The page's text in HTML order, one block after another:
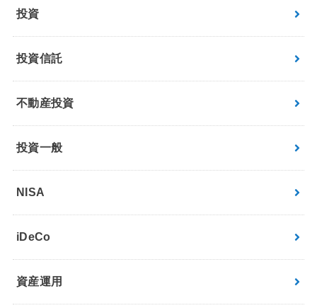
投資
投資信託
不動産投資
投資一般
NISA
iDeCo
資産運用